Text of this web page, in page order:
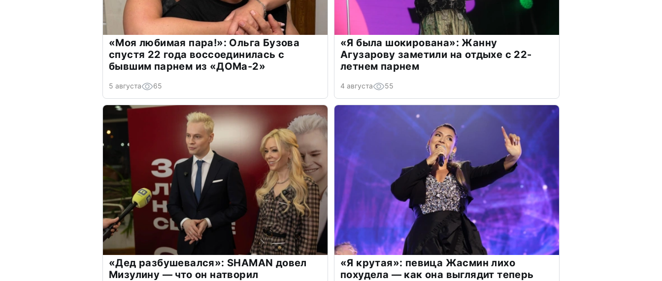
«Моя любимая пара!»: Ольга Бузова
спустя 22 года воссоединилась с
бывшим парнем из «ДОМа-2»
5 августа 65
«Я была шокирована»: Жанну
Агузарову заметили на отдыхе с 22-
летнем парнем
4 августа 55
«Дед разбушевался»: SHAMAN довел
Мизулину — что он натворил
«Я крутая»: певица Жасмин лихо
похудела — как она выглядит теперь